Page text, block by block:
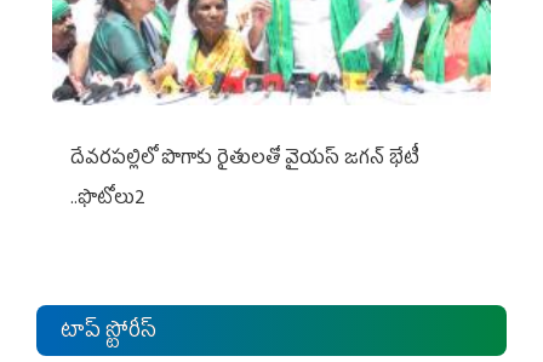
దేవరపల్లిలో పొగాకు రైతులతో వైయస్ జగన్ భేటీ
..ఫొటోలు2
టాప్ స్టోరీస్